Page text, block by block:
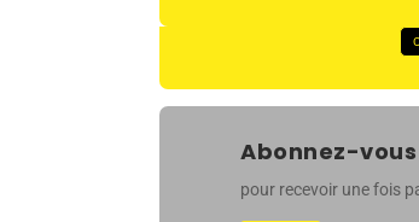
Abonnez-
pour recevoir une fois